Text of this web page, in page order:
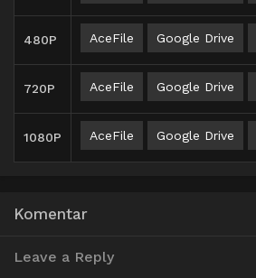
480P AceFile Google Drive
720P AceFile Google Drive
1080P AceFile Google Drive
Komentar
Leave a Reply